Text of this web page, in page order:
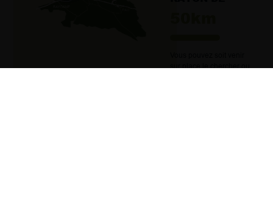
sur place le chercher ou